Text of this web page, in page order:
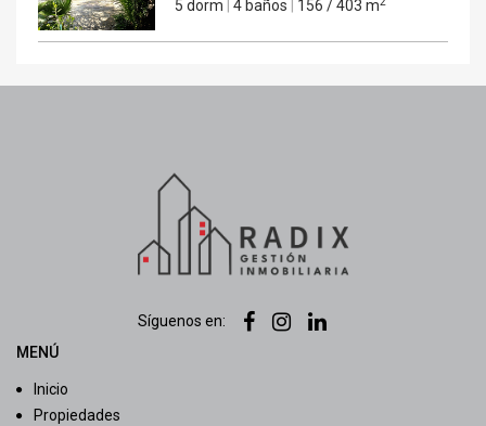
5 dorm
4 baños 156 / 403 m
Síguenos en:
MENÚ
Inicio
Propiedades